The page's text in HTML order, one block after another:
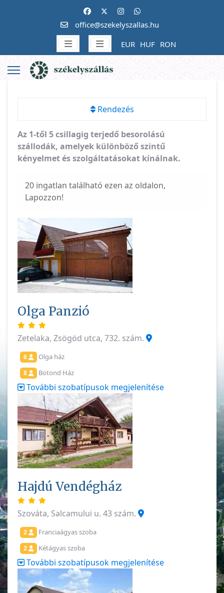
office@szekelyszallas.hu
EUR HUF RON
Rendezés
Az 1-től 5 csillagig terjedő besorolású
szállodák, amelyek különböző szintű
kényelmet és szolgáltatásokat kínálnak.
20 ingatlan található ezen az oldalon,
Lapozzon!
Olga Panzió
Zetelaka, Zsögöd utca, 732. szám.
6 Olga ház
8 Botond Ház
További szobatípusok megjelenítése
Hajdú Vendégház
Szováta, Salcamului u. 43 szám.
2 Franciaágyas szoba
2 Kétágyas szoba
További szobatípusok megjelenítése